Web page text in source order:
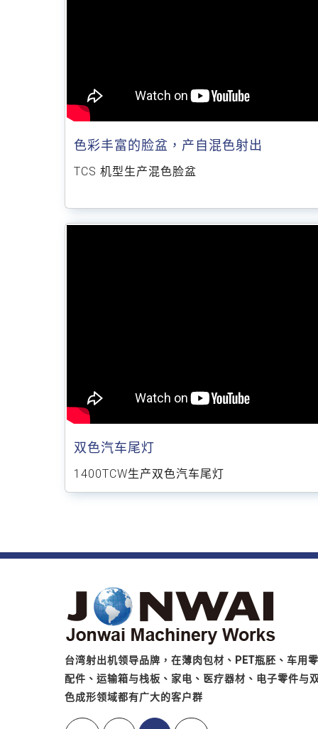
色彩丰富的脸盆，产自混色射出
TCS 机型生产混色脸盆
双色汽车尾灯
1400TCW生产双色汽车尾灯
台湾射出机领导品牌，在薄肉包材、PET瓶胚、车用
配件、运输箱与栈板、家电、医疗器材、电子零件与
色成形领域都有广大的客户群